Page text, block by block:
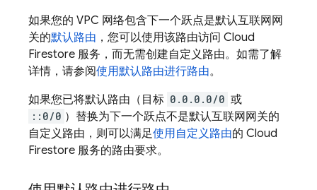
如果您的 VPC 网络包含下一个跃点是默认互联网网
关的默认路由 ，您可以使用该路由访问 Cloud
Firestore 服务，而无需创建自定义路由。如需了解
详情，请参阅使用默认路由进行路由。
如果您已将默认路由（目标 0.0.0.0/0 或
::0/0 ）替换为下一个跃点不是默认互联网网关的
自定义路由，则可以满足使用自定义路由的 Cloud
Firestore 服务的路由要求。